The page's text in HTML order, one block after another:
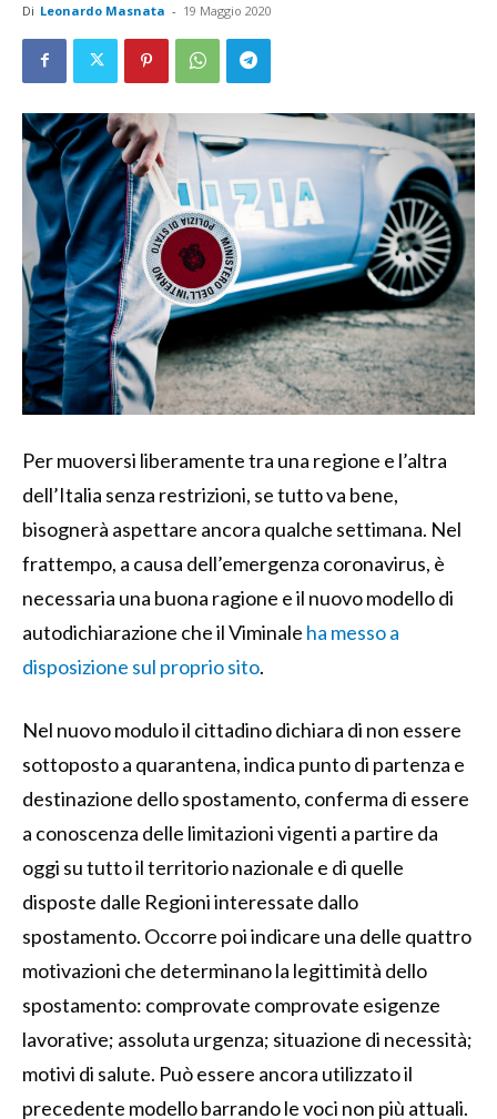
Di Leonardo Masnata - 19 Maggio 2020
Per muoversi liberamente tra una regione e l’altra
dell’Italia senza restrizioni, se tutto va bene,
bisognerà aspettare ancora qualche settimana. Nel
frattempo, a causa dell’emergenza coronavirus, è
necessaria una buona ragione e il nuovo modello di
autodichiarazione che il Viminale ha messo a
disposizione sul proprio sito.
Nel nuovo modulo il cittadino dichiara di non essere
sottoposto a quarantena, indica punto di partenza e
destinazione dello spostamento, conferma di essere
a conoscenza delle limitazioni vigenti a partire da
oggi su tutto il territorio nazionale e di quelle
disposte dalle Regioni interessate dallo
spostamento. Occorre poi indicare una delle quattro
motivazioni che determinano la legittimità dello
spostamento: comprovate comprovate esigenze
lavorative; assoluta urgenza; situazione di necessità;
motivi di salute. Può essere ancora utilizzato il
precedente modello barrando le voci non più attuali.